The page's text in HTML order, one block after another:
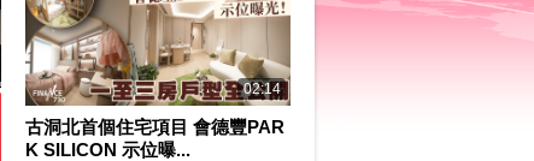
02:14
古洞北首個住宅項目 會德豐PAR
K SILICON 示位曝...